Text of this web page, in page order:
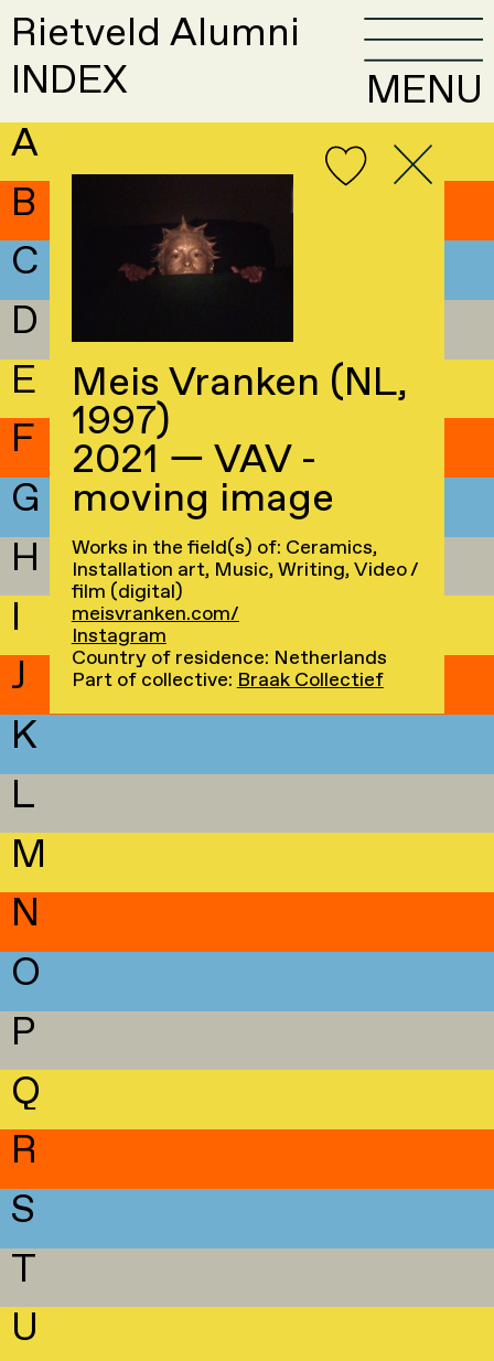
Rietveld Alumni
INDEX
MENU
A
B
C
D
E
F
G
H
I
J
K
L
M
N
O
P
Q
R
S
T
U
Meis Vranken (NL,
1997)
2021 — VAV -
moving image
Works in the field(s) of: Ceramics,
Installation art, Music, Writing, Video /
film (digital)
meisvranken.com/
Instagram
Country of residence: Netherlands
Part of collective:Braak Collectief